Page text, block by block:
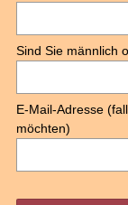
Sind Sie männlich
E-Mail-Adresse
möchten)